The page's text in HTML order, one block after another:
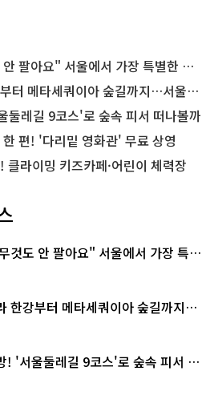
요" 서울에서 가장 특별한 편의점의 정체
타세쿼이아 숲길까지…서울둘레길 15코스
둘레길 9코스'로 숲속 피서 떠나볼까
편! '다리밑 영화관' 무료 상영
라이밍 키즈카페·어린이 체력장
것도 안 팔아요" 서울에서 가장 특별
한강부터 메타세쿼이아 숲길까지…
! '서울둘레길 9코스'로 숲속 피서 떠